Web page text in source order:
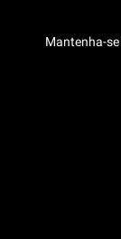
Mantenha-